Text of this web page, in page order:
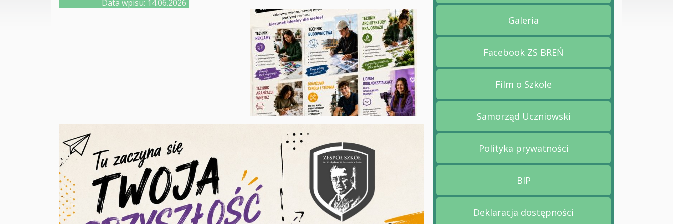
Data wpisu: 14.06.2026
Przejdź na stronę Galeria
Galeria
Przejdź na stronę Facebook ZS
Facebook ZS BREŃ
Przejdź na stronę Film o Szkole
Film o Szkole
Przejdź na stronę Samorząd
Samorząd Uczniowski
Przejdź na stronę Polityka
Polityka prywatności
Przejdź na stronę BIP
BIP
Przejdź na stronę Deklaracja
Deklaracja dostępności